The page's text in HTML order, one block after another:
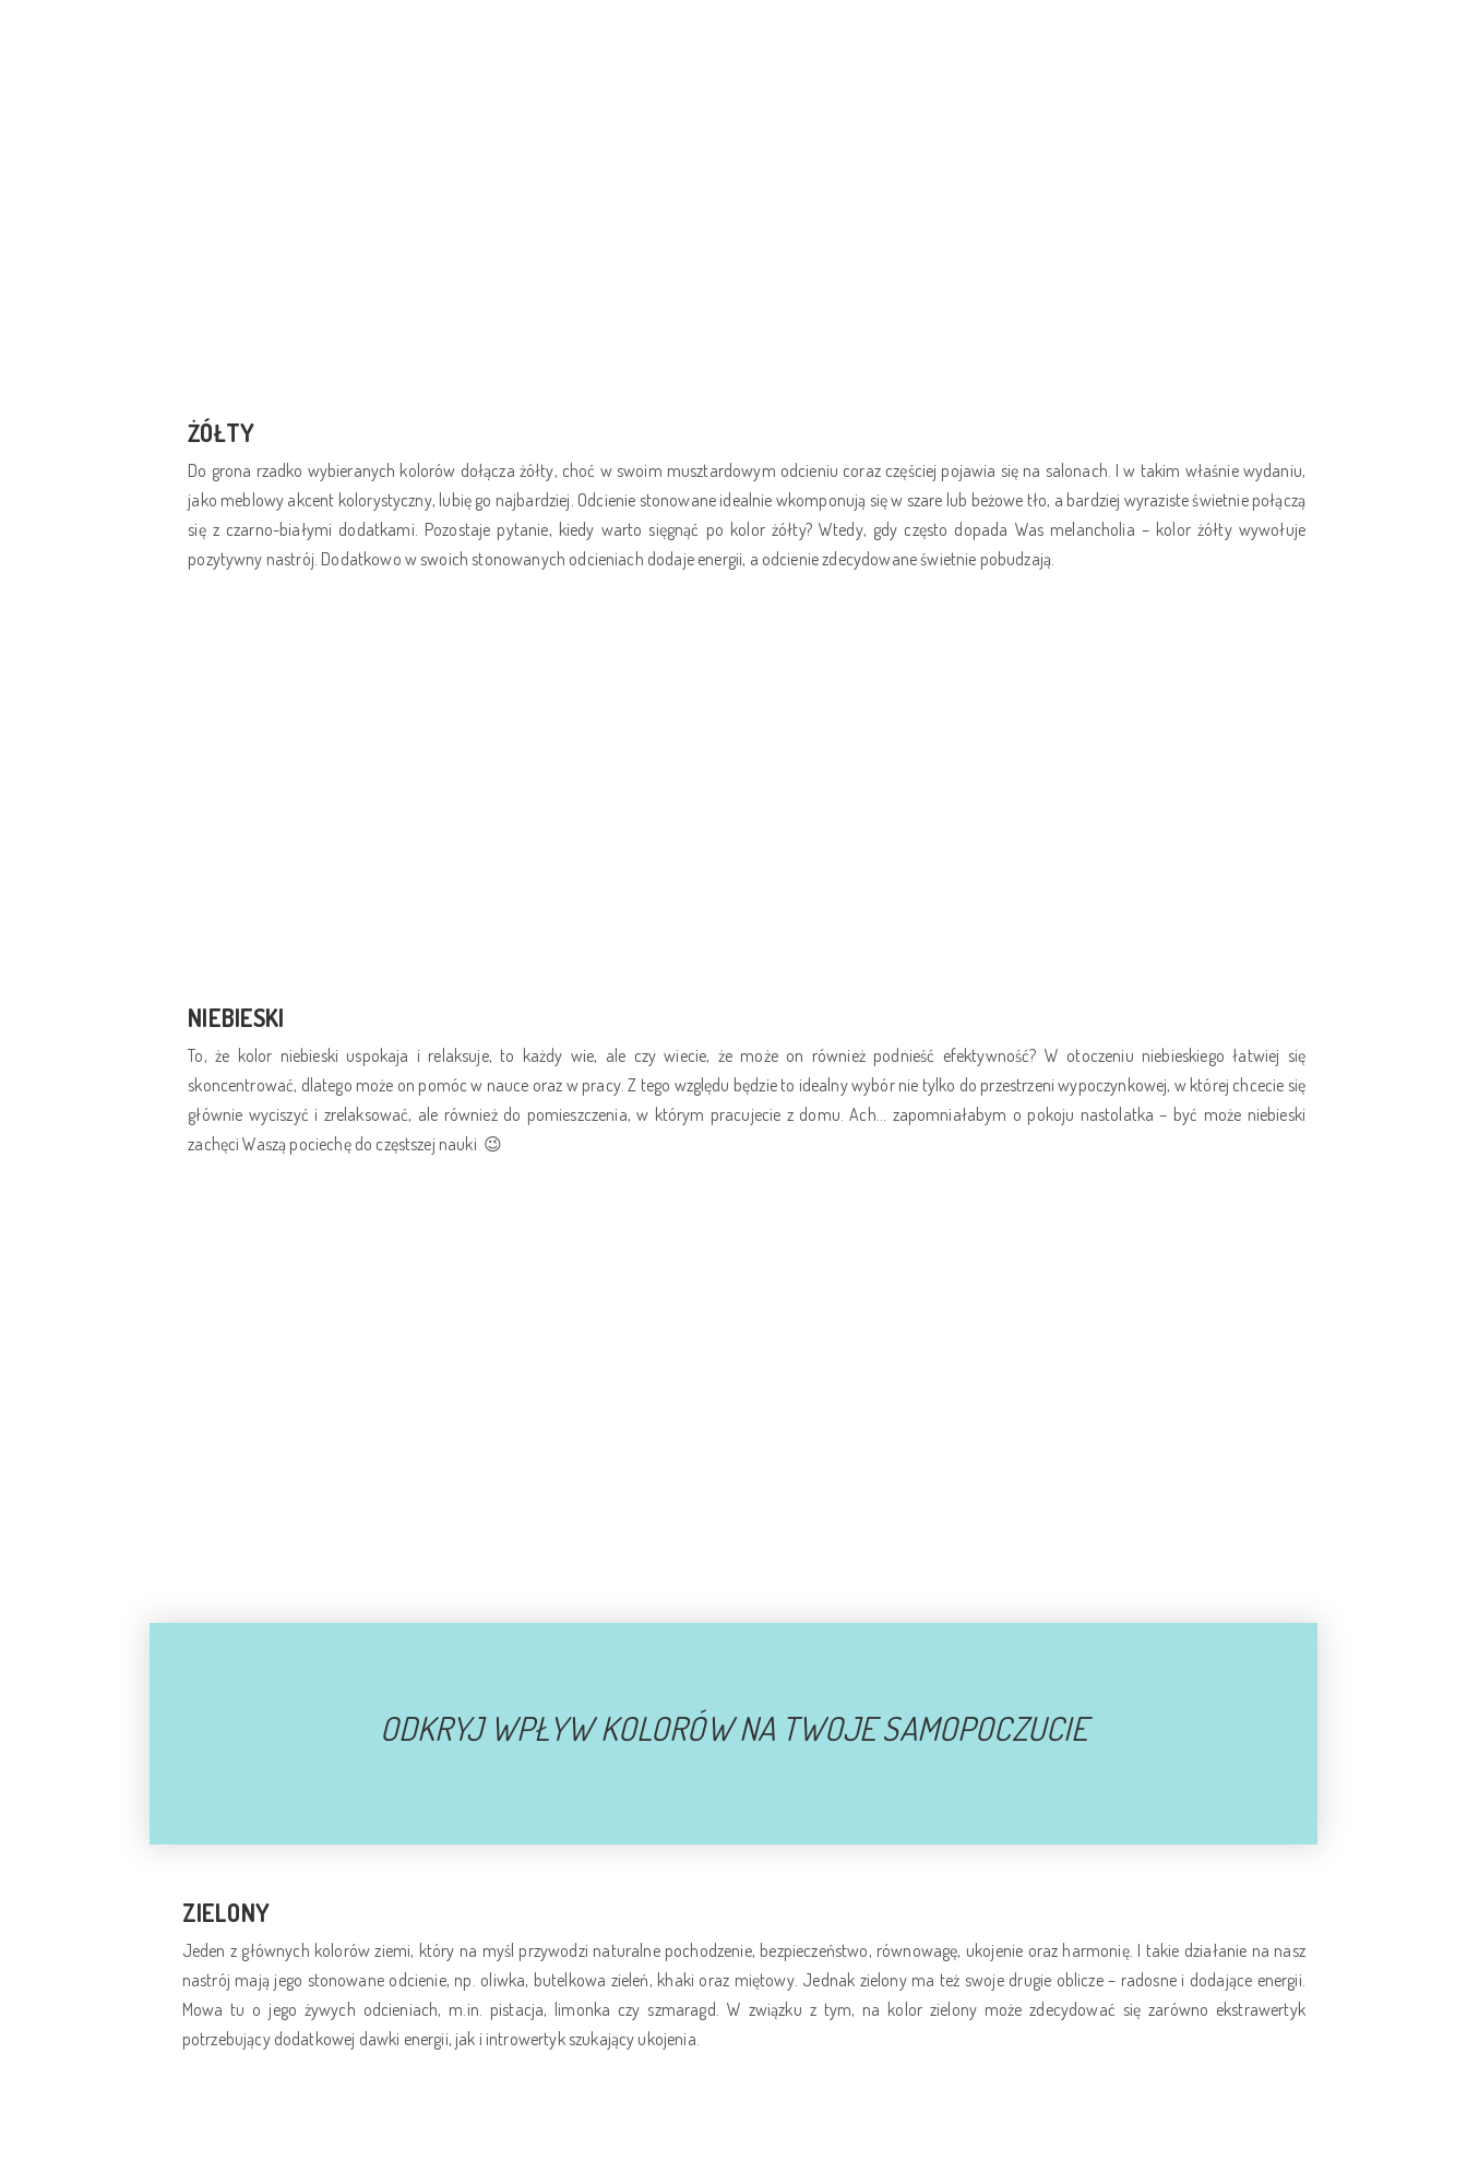
ŻÓŁTY
Do grona rzadko wybieranych kolorów dołącza żółty, choć w swoim musztardowym odcieniu coraz częściej pojawia się na salonach. I w takim właśnie wydaniu,
jako meblowy akcent kolorystyczny, lubię go najbardziej. Odcienie stonowane idealnie wkomponują się w szare lub beżowe tło, a bardziej wyraziste świetnie połączą
się z czarno-białymi dodatkami. Pozostaje pytanie, kiedy warto sięgnąć po kolor żółty? Wtedy, gdy często dopada Was melancholia – kolor żółty wywołuje
pozytywny nastrój. Dodatkowo w swoich stonowanych odcieniach dodaje energii, a odcienie zdecydowane świetnie pobudzają.
NIEBIESKI
To, że kolor niebieski uspokaja i relaksuje, to każdy wie, ale czy wiecie, że może on również podnieść efektywność? W otoczeniu niebieskiego łatwiej się
skoncentrować, dlatego może on pomóc w nauce oraz w pracy. Z tego względu będzie to idealny wybór nie tylko do przestrzeni wypoczynkowej, w której chcecie się
głównie wyciszyć i zrelaksować, ale również do pomieszczenia, w którym pracujecie z domu. Ach... zapomniałabym o pokoju nastolatka – być może niebieski
zachęci Waszą pociechę do częstszej nauki 😉
ODKRYJ WPŁYW KOLORÓW NA TWOJE SAMOPOCZUCIE
ZIELONY
Jeden z głównych kolorów ziemi, który na myśl przywodzi naturalne pochodzenie, bezpieczeństwo, równowagę, ukojenie oraz harmonię. I takie działanie na nasz
nastrój mają jego stonowane odcienie, np. oliwka, butelkowa zieleń, khaki oraz miętowy. Jednak zielony ma też swoje drugie oblicze – radosne i dodające energii.
Mowa tu o jego żywych odcieniach, m.in. pistacja, limonka czy szmaragd. W związku z tym, na kolor zielony może zdecydować się zarówno ekstrawertyk
potrzebujący dodatkowej dawki energii, jak i introwertyk szukający ukojenia.